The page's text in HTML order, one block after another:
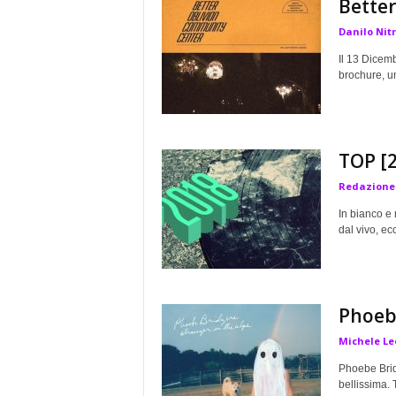
a
Danilo
Il 13
brochure,
TOP
Redazione
In bianco
dal vivo,
Michele
Phoebe
bellissima.